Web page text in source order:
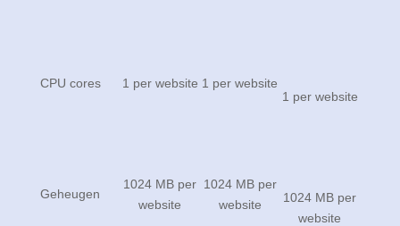
CPU cores 1 per website 1 per website
1 per website
Geheugen
1024 MB per
website
1024 MB per
website
1024 MB per
website